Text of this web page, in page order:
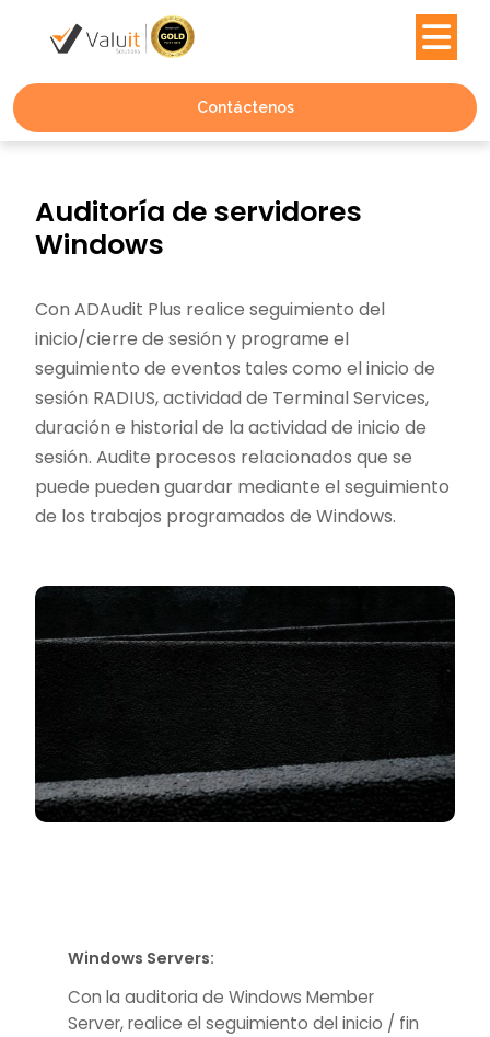
Contáctenos
Auditoría de servidores
Windows
Con ADAudit Plus realice seguimiento del
inicio/cierre de sesión y programe el
seguimiento de eventos tales como el inicio de
sesión RADIUS, actividad de Terminal Services,
duración e historial de la actividad de inicio de
sesión. Audite procesos relacionados que se
puede pueden guardar mediante el seguimiento
de los trabajos programados de Windows.
Windows Servers:
Con la auditoria de Windows Member
Server, realice el seguimiento del inicio / fin